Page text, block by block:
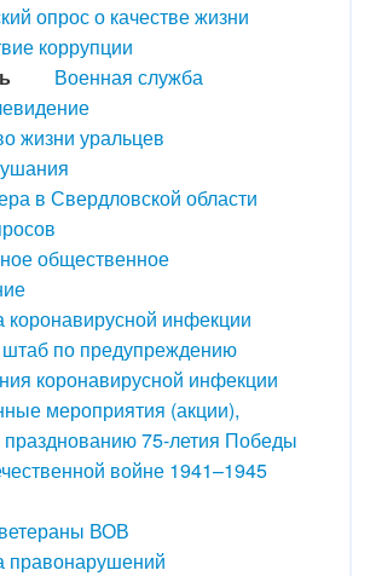
опрос о качестве жизни
коррупции
Военная служба
жизни уральцев
в Свердловской области
общественное
коронавирусной инфекции
по предупреждению
коронавирусной инфекции
мероприятия (акции),
75-летия Победы
войне 1941–1945
ВОВ
правонарушений